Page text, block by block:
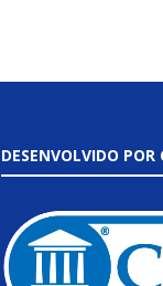
DESENVOLVIDO POR